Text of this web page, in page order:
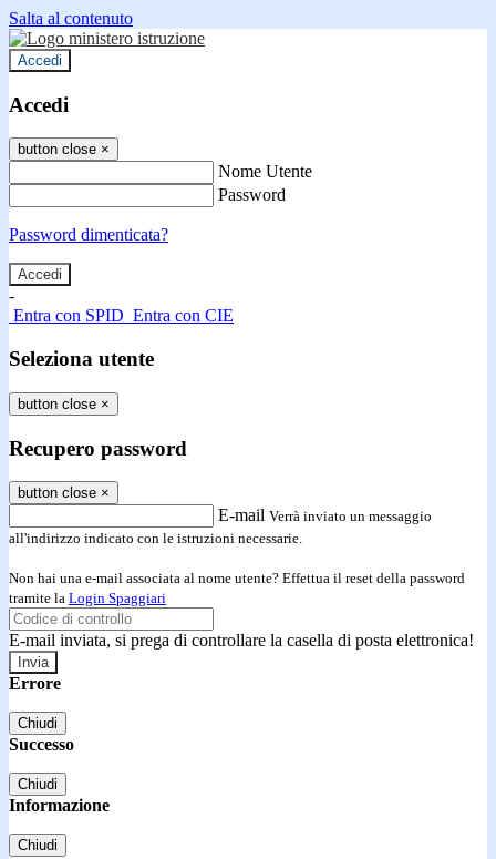
Salta al contenuto
Accedi
Accedi
button close ×
Nome Utente
Password
Password dimenticata?
-
Entra con SPID Entra con CIE
Seleziona utente
button close ×
Recupero password
button close ×
E-mail Verrà inviato un messaggio
all'indirizzo indicato con le istruzioni necessarie.
Non hai una e-mail associata al nome utente? Effettua il reset della password
tramite la Login Spaggiari
E-mail inviata, si prega di controllare la casella di posta elettronica!
Errore
Chiudi
Successo
Chiudi
Informazione
Chiudi